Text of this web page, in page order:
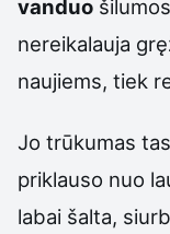
vanduo
nereikalauja
naujiems, tiek
Jo trūkumas
priklauso nuo
labai šalta,